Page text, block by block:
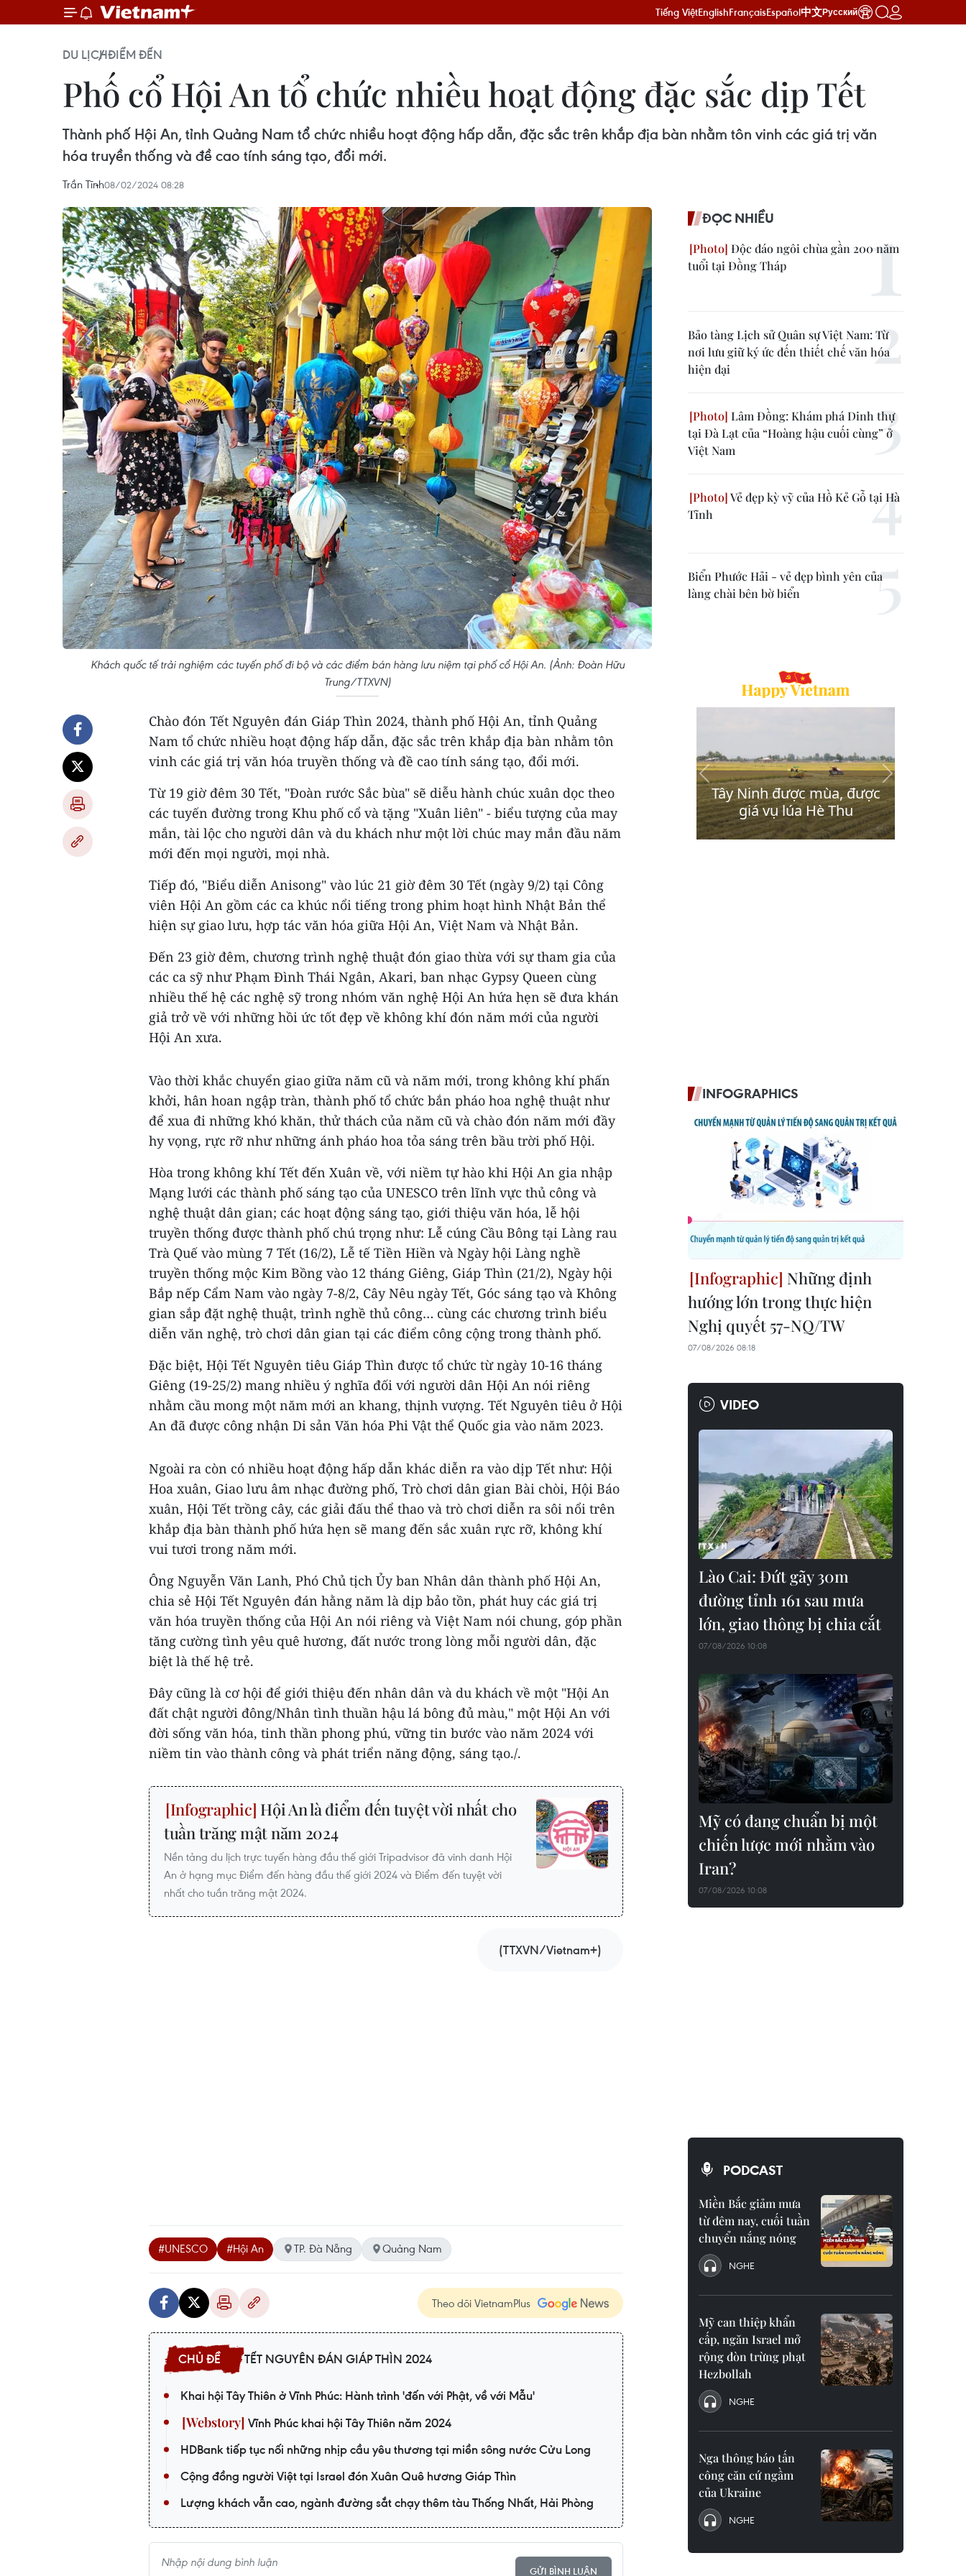
Tiếng ViệtEnglishFrançaisEspañol中文Русский
DU LỊCHĐIỂM ĐẾN
Phố cổ Hội An tổ chức nhiều hoạt động đặc sắc dịp Tết
Thành phố Hội An, tỉnh Quảng Nam tổ chức nhiều hoạt động hấp dẫn, đặc sắc trên khắp địa bàn nhằm tôn vinh các giá trị văn
hóa truyền thống và đề cao tính sáng tạo, đổi mới.
Trần Tĩnh08/02/2024 08:28
Khách quốc tế trải nghiệm các tuyến phố đi bộ và các điểm bán hàng lưu niệm tại phố cổ Hội An. (Ảnh: Đoàn Hữu
Trung/TTXVN)
Chào đón Tết Nguyên đán Giáp Thìn 2024, thành phố Hội An, tỉnh Quảng
Nam tổ chức nhiều hoạt động hấp dẫn, đặc sắc trên khắp địa bàn nhằm tôn
vinh các giá trị văn hóa truyền thống và đề cao tính sáng tạo, đổi mới.
Từ 19 giờ đêm 30 Tết, "Đoàn rước Sắc bùa" sẽ diễu hành chúc xuân dọc theo
các tuyến đường trong Khu phố cổ và tặng "Xuân liên" - biểu tượng của may
mắn, tài lộc cho người dân và du khách như một lời chúc may mắn đầu năm
mới đến mọi người, mọi nhà.
Tiếp đó, "Biểu diễn Anisong" vào lúc 21 giờ đêm 30 Tết (ngày 9/2) tại Công
viên Hội An gồm các ca khúc nổi tiếng trong phim hoạt hình Nhật Bản thể
hiện sự giao lưu, hợp tác văn hóa giữa Hội An, Việt Nam và Nhật Bản.
Đến 23 giờ đêm, chương trình nghệ thuật đón giao thừa với sự tham gia của
các ca sỹ như Phạm Đình Thái Ngân, Akari, ban nhạc Gypsy Queen cùng
nhiều thế hệ các nghệ sỹ trong nhóm văn nghệ Hội An hứa hẹn sẽ đưa khán
giả trở về với những hồi ức tốt đẹp về không khí đón năm mới của người
Hội An xưa.
Vào thời khắc chuyển giao giữa năm cũ và năm mới, trong không khí phấn
khởi, hân hoan ngập tràn, thành phố tổ chức bắn pháo hoa nghệ thuật như
để xua đi những khó khăn, thử thách của năm cũ và chào đón năm mới đầy
hy vọng, rực rỡ như những ánh pháo hoa tỏa sáng trên bầu trời phố Hội.
Hòa trong không khí Tết đến Xuân về, với niềm tự hào khi Hội An gia nhập
Mạng lưới các thành phố sáng tạo của UNESCO trên lĩnh vực thủ công và
nghệ thuật dân gian; các hoạt động sáng tạo, giới thiệu văn hóa, lễ hội
truyền thống được thành phố chú trọng như: Lễ cúng Cầu Bông tại Làng rau
Trà Quế vào mùng 7 Tết (16/2), Lễ tế Tiền Hiền và Ngày hội Làng nghề
truyền thống mộc Kim Bồng vào 12 tháng Giêng, Giáp Thìn (21/2), Ngày hội
Bắp nếp Cẩm Nam vào ngày 7-8/2, Cây Nêu ngày Tết, Góc sáng tạo và Không
gian sắp đặt nghệ thuật, trình nghề thủ công… cùng các chương trình biểu
diễn văn nghệ, trò chơi dân gian tại các điểm công cộng trong thành phố.
Đặc biệt, Hội Tết Nguyên tiêu Giáp Thìn được tổ chức từ ngày 10-16 tháng
Giêng (19-25/2) mang nhiều ý nghĩa đối với người dân Hội An nói riêng
nhằm cầu mong một năm mới an khang, thịnh vượng. Tết Nguyên tiêu ở Hội
An đã được công nhận Di sản Văn hóa Phi Vật thể Quốc gia vào năm 2023.
Ngoài ra còn có nhiều hoạt động hấp dẫn khác diễn ra vào dịp Tết như: Hội
Hoa xuân, Giao lưu âm nhạc đường phố, Trò chơi dân gian Bài chòi, Hội Báo
xuân, Hội Tết trồng cây, các giải đấu thể thao và trò chơi diễn ra sôi nổi trên
khắp địa bàn thành phố hứa hẹn sẽ mang đến sắc xuân rực rỡ, không khí
vui tươi trong năm mới.
Ông Nguyễn Văn Lanh, Phó Chủ tịch Ủy ban Nhân dân thành phố Hội An,
chia sẻ Hội Tết Nguyên đán hằng năm là dịp bảo tồn, phát huy các giá trị
văn hóa truyền thống của Hội An nói riêng và Việt Nam nói chung, góp phần
tăng cường tình yêu quê hương, đất nước trong lòng mỗi người dân, đặc
biệt là thế hệ trẻ.
Đây cũng là cơ hội để giới thiệu đến nhân dân và du khách về một "Hội An
đất chật người đông/Nhân tình thuần hậu lá bông đủ màu," một Hội An với
đời sống văn hóa, tinh thần phong phú, vững tin bước vào năm 2024 với
niềm tin vào thành công và phát triển năng động, sáng tạo./.
Hội An là điểm đến tuyệt vời nhất cho
tuần trăng mật năm 2024
Nền tảng du lịch trực tuyến hàng đầu thế giới Tripadvisor đã vinh danh Hội
An ở hạng mục Điểm đến hàng đầu thế giới 2024 và Điểm đến tuyệt vời
nhất cho tuần trăng mật 2024.
(TTXVN/Vietnam+)
#UNESCO #Hội An TP. Đà Nẵng Quảng Nam
Theo dõi VietnamPlus
TẾT NGUYÊN ĐÁN GIÁP THÌN 2024
Khai hội Tây Thiên ở Vĩnh Phúc: Hành trình 'đến với Phật, về với Mẫu'
Vĩnh Phúc khai hội Tây Thiên năm 2024
HDBank tiếp tục nối những nhịp cầu yêu thương tại miền sông nước Cửu Long
Cộng đồng người Việt tại Israel đón Xuân Quê hương Giáp Thìn
Lượng khách vẫn cao, ngành đường sắt chạy thêm tàu Thống Nhất, Hải Phòng
GỬI BÌNH LUẬN
ĐỌC NHIỀU
Độc đáo ngôi chùa gần 200 năm
tuổi tại Đồng Tháp
Bảo tàng Lịch sử Quân sự Việt Nam: Từ
nơi lưu giữ ký ức đến thiết chế văn hóa
hiện đại
Lâm Đồng: Khám phá Dinh thự
tại Đà Lạt của “Hoàng hậu cuối cùng” ở
Việt Nam
Vẻ đẹp kỳ vỹ của Hồ Kẻ Gỗ tại Hà
Tĩnh
Biển Phước Hải - vẻ đẹp bình yên của
làng chài bên bờ biển
INFOGRAPHICS
Những định
hướng lớn trong thực hiện
Nghị quyết 57-NQ/TW
07/08/2026 08:18
VIDEO
Lào Cai: Đứt gãy 30m
đường tỉnh 161 sau mưa
lớn, giao thông bị chia cắt
07/08/2026 10:08
Mỹ có đang chuẩn bị một
chiến lược mới nhằm vào
Iran?
07/08/2026 10:08
PODCAST
Miền Bắc giảm mưa
từ đêm nay, cuối tuần
chuyển nắng nóng
NGHE
Mỹ can thiệp khẩn
cấp, ngăn Israel mở
rộng đòn trừng phạt
Hezbollah
NGHE
Nga thông báo tấn
công căn cứ ngầm
của Ukraine
NGHE